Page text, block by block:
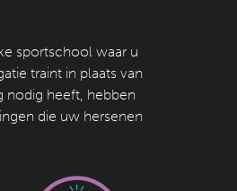
sportschool waar u
traint in plaats van
nodig heeft, hebben
die uw hersenen